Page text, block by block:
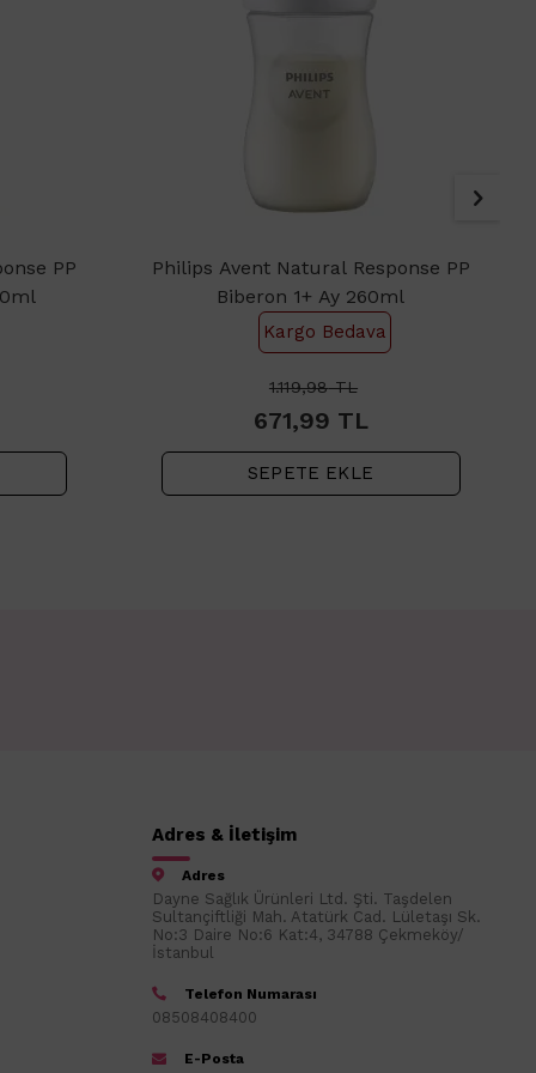
PP
Philips Avent Natural Response PP
Biberon 1+ Ay 260ml
Kargo Bedava
1.119,98TL
671,99 TL
SEPETE EKLE
Adres & İletişim
Adres
Dayne Sağlık Ürünleri Ltd. Şti. Taşdelen
Sultançiftliği Mah. Atatürk Cad. Lületaşı Sk.
No:3 Daire No:6 Kat:4, 34788 Çekmeköy/
İstanbul
Telefon Numarası
08508408400
E-Posta